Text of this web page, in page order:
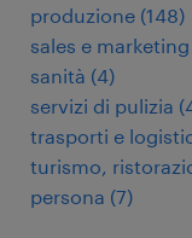
produzione (148)
sales e marketing
sanità (4)
servizi di pulizia (
trasporti e
turismo,
persona (7)